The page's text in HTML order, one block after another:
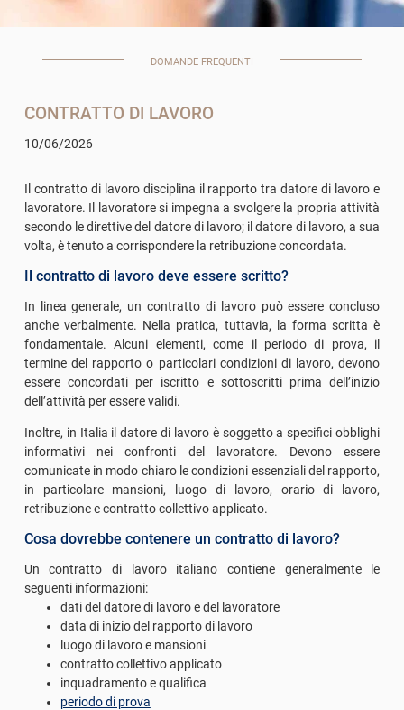
DOMANDE FREQUENTI
CONTRATTO DI LAVORO
10/06/2026
Il contratto di lavoro disciplina il rapporto tra datore di lavoro e
lavoratore. Il lavoratore si impegna a svolgere la propria attività
secondo le direttive del datore di lavoro; il datore di lavoro, a sua
volta, è tenuto a corrispondere la retribuzione concordata.
Il contratto di lavoro deve essere scritto?
In linea generale, un contratto di lavoro può essere concluso
anche verbalmente. Nella pratica, tuttavia, la forma scritta è
fondamentale. Alcuni elementi, come il periodo di prova, il
termine del rapporto o particolari condizioni di lavoro, devono
essere concordati per iscritto e sottoscritti prima dell’inizio
dell’attività per essere validi.
Inoltre, in Italia il datore di lavoro è soggetto a specifici obblighi
informativi nei confronti del lavoratore. Devono essere
comunicate in modo chiaro le condizioni essenziali del rapporto,
in particolare mansioni, luogo di lavoro, orario di lavoro,
retribuzione e contratto collettivo applicato.
Cosa dovrebbe contenere un contratto di lavoro?
Un contratto di lavoro italiano contiene generalmente le
seguenti informazioni:
dati del datore di lavoro e del lavoratore
data di inizio del rapporto di lavoro
luogo di lavoro e mansioni
contratto collettivo applicato
inquadramento e qualifica
periodo di prova